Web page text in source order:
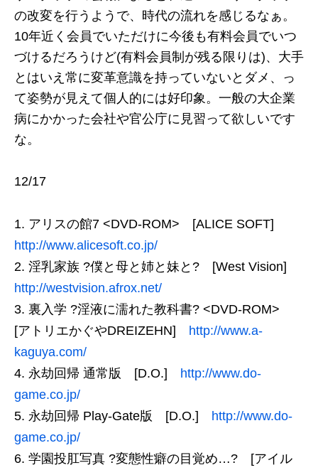
の改変を行うようで、時代の流れを感じるなぁ。
10年近く会員でいただけに今後も有料会員でいつ
づけるだろうけど(有料会員制が残る限りは)、大手
とはいえ常に変革意識を持っていないとダメ、っ
て姿勢が見えて個人的には好印象。一般の大企業
病にかかった会社や官公庁に見習って欲しいです
な。
12/17
アリスの館7 <DVD-ROM> [ALICE SOFT]
http://www.alicesoft.co.jp/
淫乳家族 ?僕と母と姉と妹と? [West Vision]
http://westvision.afrox.net/
裏入学 ?淫液に濡れた教科書? <DVD-ROM>
[アトリエかぐやDREIZEHN] http://www.a-
kaguya.com/
永劫回帰 通常版 [D.O.] http://www.do-
game.co.jp/
永劫回帰 Play-Gate版 [D.O.] http://www.do-
game.co.jp/
学園投肛写真 ?変態性癖の目覚め…? [アイル